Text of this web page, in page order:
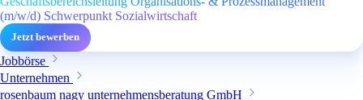
(m/w/d) Schwerpunkt Sozialwirtschaft
Jetzt bewerben
Jobbörse
Unternehmen
rosenbaum nagy unternehmensberatung GmbH